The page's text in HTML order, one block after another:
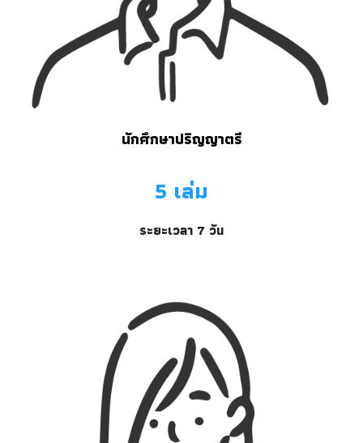
นักศึกษาปริญญาตรี
5 เล่ม
ระยะเวลา 7 วัน